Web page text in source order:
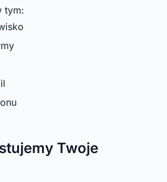
tym:
Twoje